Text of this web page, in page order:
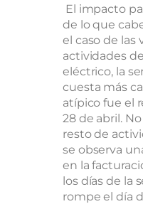
El impacto
de lo que
el caso de las
actividades
eléctrico, la
cuesta más
atípico fue el
28 de abril.
resto de
se observa
en la
los días de la
rompe el día